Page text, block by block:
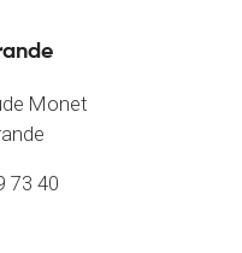
Monet
73 40